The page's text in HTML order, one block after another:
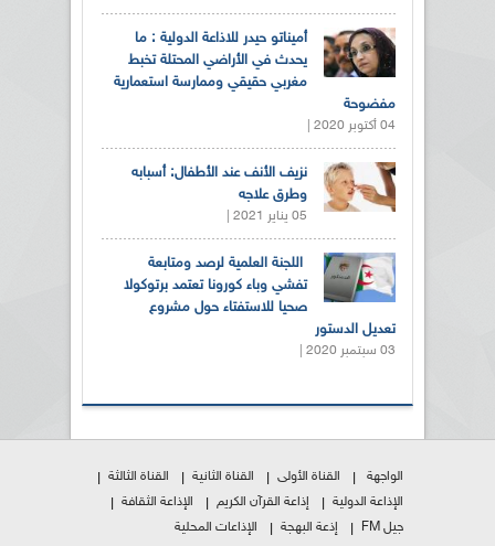
أميناتو حيدر للاذاعة الدولية : ما
يحدث في الأراضي المحتلة تخبط
مغربي حقيقي وممارسة استعمارية
مفضوحة
04 أكتوبر 2020 |
نزيف الأنف عند الأطفال: أسبابه
وطرق علاجه
05 يناير 2021 |
اللجنة العلمية لرصد ومتابعة
تفشي وباء كورونا تعتمد برتوكولا
صحيا للاستفتاء حول مشروع
تعديل الدستور
03 سبتمبر 2020 |
الواجهة القناة الأولى القناة الثانية
القناة الثالثة
الإذاعة الدولية
إذاعة القرآن الكريم
الإذاعة الثقافة
جيل FM
إذعة البهجة
الإذاعات المحلية